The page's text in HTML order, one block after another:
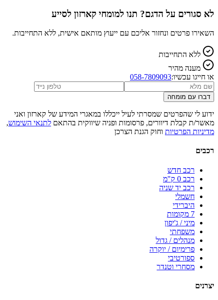
לא סגורים על הדגם? תנו למומחי קארזון לסייע
השאירו פרטים ונחזור אליכם עם ייעוץ מותאם אישית, ללא התחייבות.
ללא התחייבות
מענה מהיר
או חייגו עכשיו:058-7809093
דברו עם מומחה
ידוע לי שהפרטים שמסרתי לעיל ייכללו במאגרי המידע של קארזון ואני
מאשר/ת קבלת דיוורים, פרסומות ופניה שיווקית בהתאם לתנאי השימוש,
מדיניות הפרטיות וחוק הגנת הצרכן
רכבים
רכב חדש
רכב 0 ק"מ
רכב יד שניה
חשמלי
היברידי
7 מקומות
מיני / ג'יפון
משפחתי
מנהלים / גדול
פרימיום / יוקרה
ספורטיבי
מסחרי וטנדר
יצרנים